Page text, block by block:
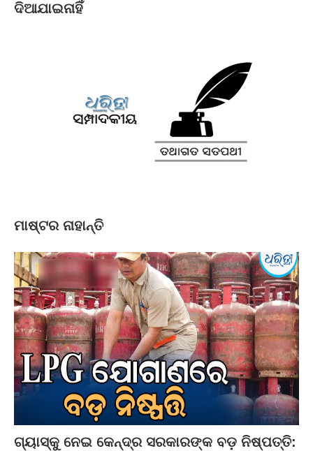
ଦିଆଯାଇନାହିଁ
ମାଷ୍ଟର ନାହାନ୍ତି
ଗ୍ୟାସ୍‌କୁ ନେଇ କେନ୍ଦ୍ର ସରକାରଙ୍କ ବଡ଼ ନିଷ୍ପତ୍ତି: